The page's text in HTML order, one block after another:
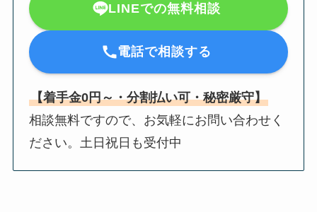
LINEでの無料相談
電話で相談する
【着手金0円～・分割払い可・秘密厳守】
相談無料ですので、お気軽にお問い合わせく
ださい。土日祝日も受付中